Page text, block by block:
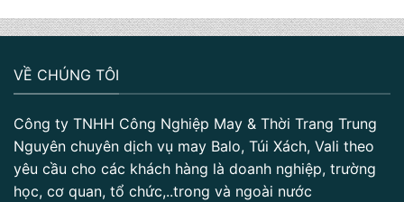
VỀ CHÚNG TÔI
Công ty TNHH Công Nghiệp May & Thời Trang Trung
Nguyên chuyên dịch vụ may Balo, Túi Xách, Vali theo
yêu cầu cho các khách hàng là doanh nghiệp, trường
học, cơ quan, tổ chức,..trong và ngoài nước